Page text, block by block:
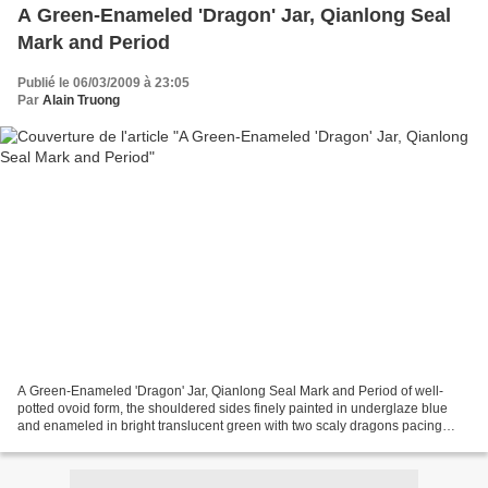
A Green-Enameled 'Dragon' Jar, Qianlong Seal
Mark and Period
Publié le 06/03/2009 à 23:05
Par Alain Truong
A Green-Enameled 'Dragon' Jar, Qianlong Seal Mark and Period of well-
potted ovoid form, the shouldered sides finely painted in underglaze blue
and enameled in bright translucent green with two scaly dragons pacing